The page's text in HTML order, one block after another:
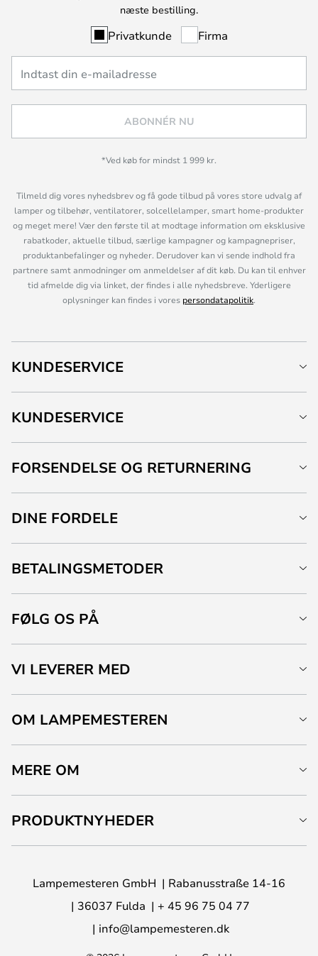
næste bestilling.
Privatkunde Firma
ABONNÉR NU
*Ved køb for mindst 1 999 kr.
Tilmeld dig vores nyhedsbrev og få gode tilbud på vores store udvalg af
lamper og tilbehør, ventilatorer, solcellelamper, smart home-produkter
og meget mere! Vær den første til at modtage information om eksklusive
rabatkoder, aktuelle tilbud, særlige kampagner og kampagnepriser,
produktanbefalinger og nyheder. Derudover kan vi sende indhold fra
partnere samt anmodninger om anmeldelser af dit køb. Du kan til enhver
tid afmelde dig via linket, der findes i alle nyhedsbreve. Yderligere
oplysninger kan findes i vores persondatapolitik.
KUNDESERVICE
KUNDESERVICE
FORSENDELSE OG RETURNERING
DINE FORDELE
BETALINGSMETODER
FØLG OS PÅ
VI LEVERER MED
OM LAMPEMESTEREN
MERE OM
PRODUKTNYHEDER
Lampemesteren GmbH
Rabanusstraße 14-16
36037 Fulda
+ 45 96 75 04 77
info@lampemesteren.dk